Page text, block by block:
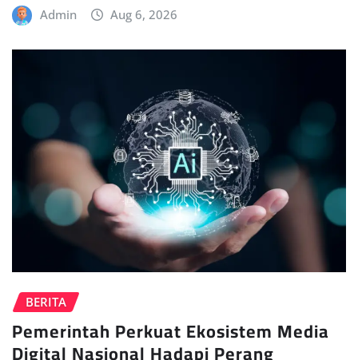
Admin Aug 6, 2026
BERITA
Pemerintah Perkuat Ekosistem Media